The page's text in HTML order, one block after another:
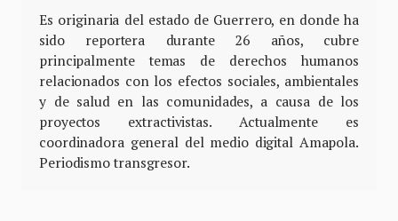
Es originaria del estado de Guerrero, en donde ha
sido reportera durante 26 años, cubre
principalmente temas de derechos humanos
relacionados con los efectos sociales, ambientales
y de salud en las comunidades, a causa de los
proyectos extractivistas. Actualmente es
coordinadora general del medio digital Amapola.
Periodismo transgresor.